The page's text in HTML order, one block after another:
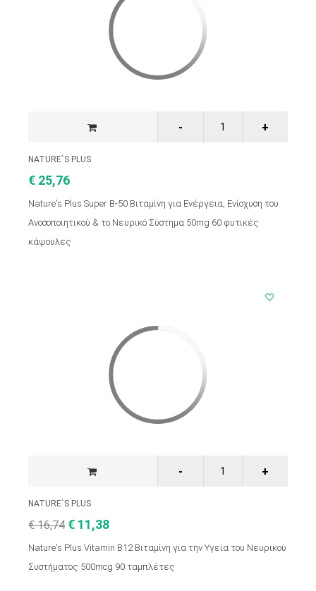
NATURE`S PLUS
€ 25,76
Nature's Plus Super B-50 Βιταμίνη για Ενέργεια, Ενίσχυση του
Ανοσοποιητικού & το Νευρικό Σύστημα 50mg 60 φυτικές
κάψουλες
NATURE`S PLUS
€ 16,74 € 11,38
Nature's Plus Vitamin B12 Βιταμίνη για την Υγεία του Νευρικού
Συστήματος 500mcg 90 ταμπλέτες